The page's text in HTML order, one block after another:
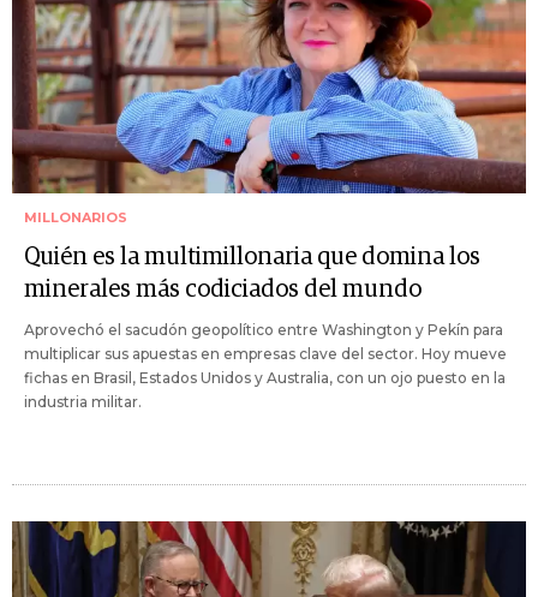
MILLONARIOS
Quién es la multimillonaria que domina los
minerales más codiciados del mundo
Aprovechó el sacudón geopolítico entre Washington y Pekín para
multiplicar sus apuestas en empresas clave del sector. Hoy mueve
fichas en Brasil, Estados Unidos y Australia, con un ojo puesto en la
industria militar.